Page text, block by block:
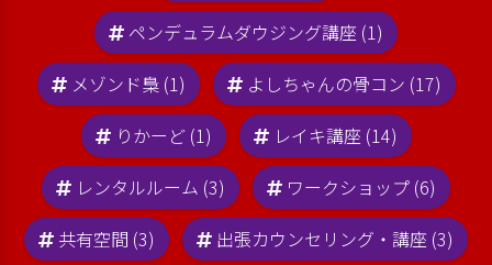
ペンデュラムダウジング講座 (1)
メゾンド梟 (1)
よしちゃんの骨コン (17)
りかーど (1)
レイキ講座 (14)
レンタルルーム (3)
ワークショップ (6)
共有空間 (3)
出張カウンセリング・講座 (3)